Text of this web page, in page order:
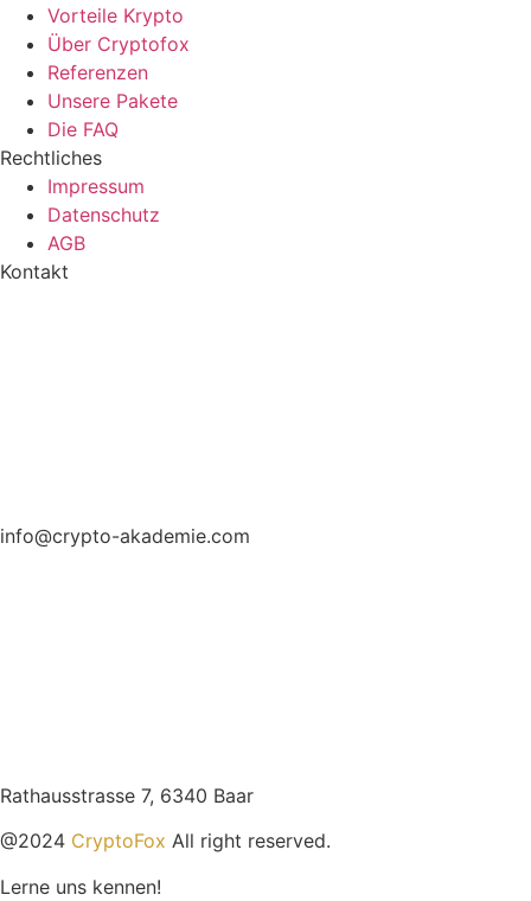
Vorteile Krypto
Über Cryptofox
Referenzen
Unsere Pakete
Die FAQ
Rechtliches
Impressum
Datenschutz
AGB
Kontakt
info@crypto-akademie.com
Rathausstrasse 7, 6340 Baar
@2024 CryptoFox All right reserved.
Lerne uns kennen!